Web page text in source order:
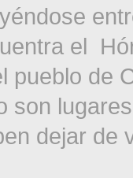
el
pueblo de
son
dejar de